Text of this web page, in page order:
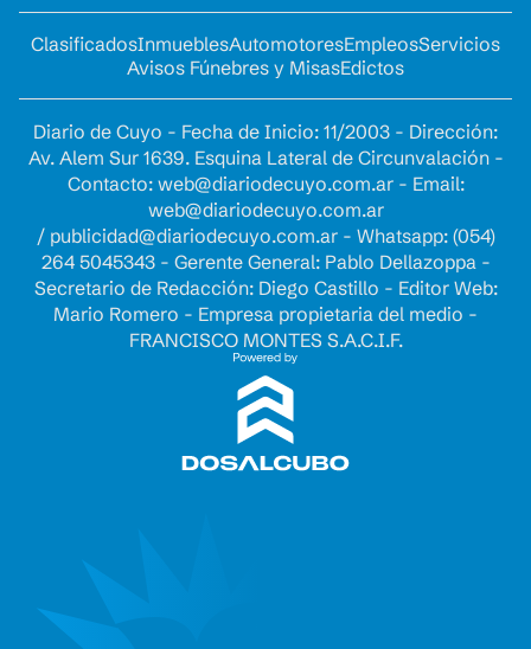
ClasificadosInmueblesAutomotoresEmpleosServicios
Avisos Fúnebres y MisasEdictos
Diario de Cuyo - Fecha de Inicio: 11/2003 - Dirección:
Av. Alem Sur 1639. Esquina Lateral de Circunvalación -
Contacto: web@diariodecuyo.com.ar- Email:
web@diariodecuyo.com.ar
/ publicidad@diariodecuyo.com.ar- Whatsapp: (054)
264 5045343 - Gerente General: Pablo Dellazoppa -
Secretario de Redacción: Diego Castillo - Editor Web:
Mario Romero - Empresa propietaria del medio -
FRANCISCO MONTES S.A.C.I.F.